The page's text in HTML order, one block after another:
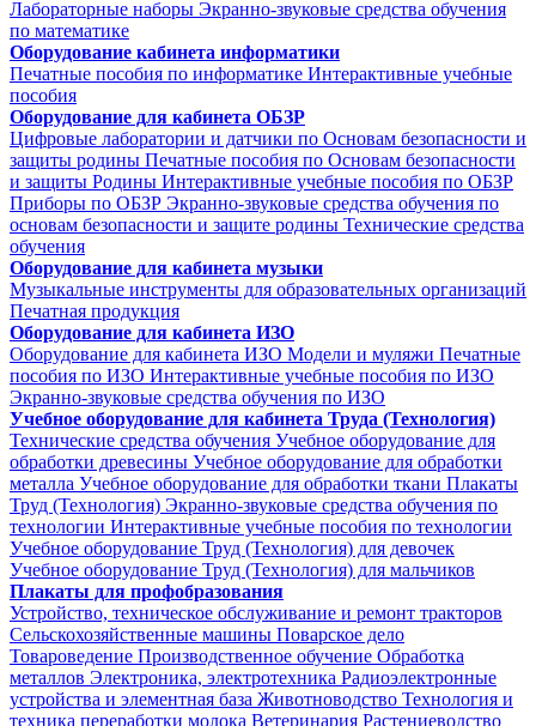
Лабораторные наборы Экранно-звуковые средства обучения
по математике
Оборудование кабинета информатики
Печатные пособия по информатике Интерактивные учебные
пособия
Оборудование для кабинета ОБЗР
Цифровые лаборатории и датчики по Основам безопасности и
защиты родины Печатные пособия по Основам безопасности
и защиты Родины Интерактивные учебные пособия по ОБЗР
Приборы по ОБЗР Экранно-звуковые средства обучения по
основам безопасности и защите родины Технические средства
обучения
Оборудование для кабинета музыки
Музыкальные инструменты для образовательных организаций
Печатная продукция
Оборудование для кабинета ИЗО
Оборудование для кабинета ИЗО Модели и муляжи Печатные
пособия по ИЗО Интерактивные учебные пособия по ИЗО
Экранно-звуковые средства обучения по ИЗО
Учебное оборудование для кабинета Труда (Технология)
Технические средства обучения Учебное оборудование для
обработки древесины Учебное оборудование для обработки
металла Учебное оборудование для обработки ткани Плакаты
Труд (Технология) Экранно-звуковые средства обучения по
технологии Интерактивные учебные пособия по технологии
Учебное оборудование Труд (Технология) для девочек
Учебное оборудование Труд (Технология) для мальчиков
Плакаты для профобразования
Устройство, техническое обслуживание и ремонт тракторов
Сельскохозяйственные машины Поварское дело
Товароведение Производственное обучение Обработка
металлов Электроника, электротехника Радиоэлектронные
устройства и элементная база Животноводство Технология и
техника переработки молока Ветеринария Растениеводство